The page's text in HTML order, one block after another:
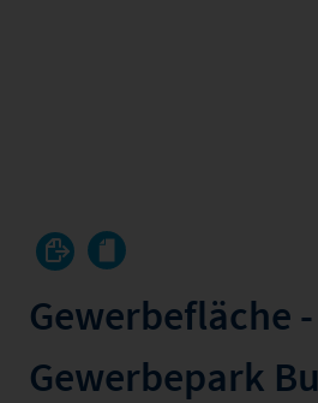
Gewerbefläche
Gewerbepark